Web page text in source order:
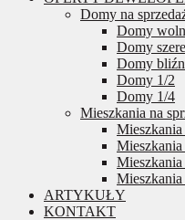
Domy na
Domy
Domy
Domy
Domy 1/2
Domy 1/4
Mieszkania na
ARTYKUŁY
KONTAKT